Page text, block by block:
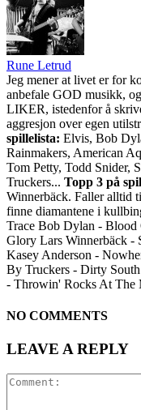
Rune Letrud
Jeg mener at livet er for
anbefale GOD musikk,
LIKER, istedenfor å
aggresjon over egen
spillelista: Elvis, Bob
Rainmakers, American
Tom Petty, Todd Snider,
Truckers... Topp 3 på
Winnerbäck. Faller alltid
finne diamantene i
Trace Bob Dylan - Blood
Glory Lars Winnerbäck -
Kasey Anderson -
By Truckers - Dirty
- Throwin' Rocks At The
NO COMMENTS
LEAVE A REPLY